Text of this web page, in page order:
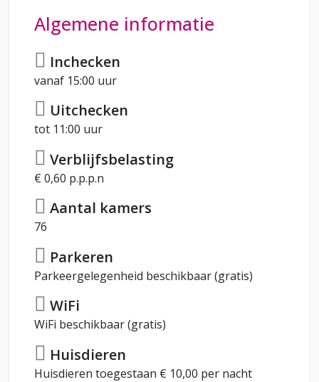
Algemene informatie
Inchecken
vanaf 15:00 uur
Uitchecken
tot 11:00 uur
Verblijfsbelasting
€ 0,60 p.p.p.n
Aantal kamers
76
Parkeren
Parkeergelegenheid beschikbaar (gratis)
WiFi
WiFi beschikbaar (gratis)
Huisdieren
Huisdieren toegestaan € 10,00 per nacht